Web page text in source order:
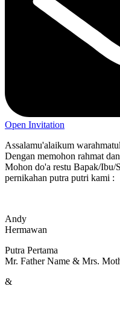
Open Invitation
Assalamu'alaikum
Dengan memohon rahmat
Mohon do'a restu Bapak/Ibu/
pernikahan putra putri kami :
Andy
Hermawan
Putra Pertama
Mr. Father Name & Mrs.
&